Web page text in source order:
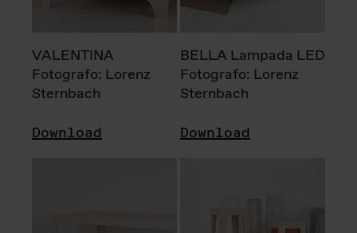
VALENTINA
Fotografo: Lorenz
Sternbach
Download
BELLA Lampada LED
Fotografo: Lorenz
Sternbach
Download